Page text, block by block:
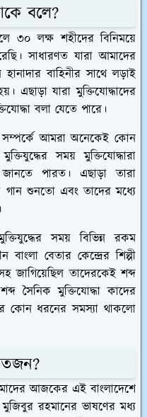
বলে?
৩০ লক্ষ শহীদের বিনিময়ে
সাধারণত যারা আমাদের
বাহিনীর সাথে লড়াই
এছাড়া যারা মুক্তিযোদ্ধাদের
বলা যেতে পারে।
সম্পর্কে আমরা অনেকেই কোন
সময় মুক্তিযোদ্ধারা
পারত। এছাড়া তারা
গান শুনতো এবং তাদের মধ্যে
সময় বিভিন্ন রকম
বাংলা বেতার কেন্দ্রের শিল্পী
জাগিয়েছিল তাদেরকেই শব্দ
সৈনিক মুক্তিযোদ্ধা কাদের
কোন ধরনের সমস্যা থাকলো
আজকের এই বাংলাদেশে
মুজিবুর রহমানের ভাষণের মধ্য